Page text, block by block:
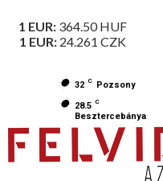
1 EUR: 364.50HUF
1 EUR: 24.261 CZK
32 C Pozsony
28.5 C
Besztercebánya